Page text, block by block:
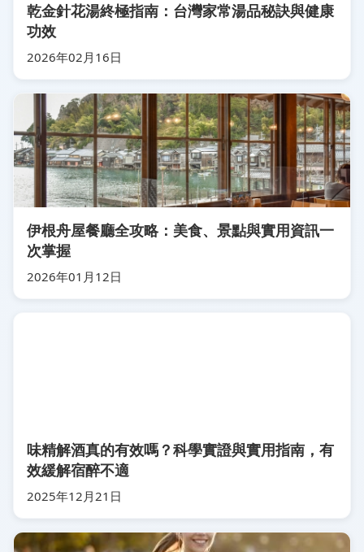
乾金針花湯終極指南：台灣家常湯品秘訣與健康
功效
2026年02月16日
伊根舟屋餐廳全攻略：美食、景點與實用資訊一
次掌握
2026年01月12日
味精解酒真的有效嗎？科學實證與實用指南，有
效緩解宿醉不適
2025年12月21日